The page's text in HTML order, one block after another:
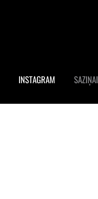
INSTAGRAM SAZIŅAI